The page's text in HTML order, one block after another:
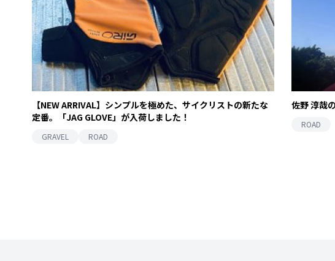
【NEW ARRIVAL】シンプルを極めた、サイクリストの新たな
定番。「JAG GLOVE」が入荷しました！
GRAVEL ROAD
佐野 淳哉
ROAD